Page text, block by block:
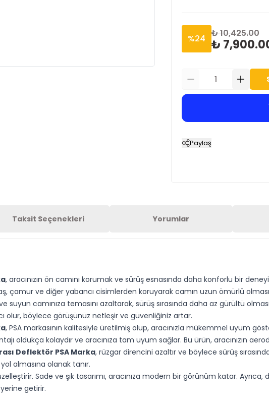
%24 ₺ 10,425.00
₺
Paylaş
Taksit Seçenekleri Yorumlar
, aracınızın ön camını korumak ve sürüş esnasında daha konforlu bir
çamur ve diğer yabancı cisimlerden koruyarak camın uzun ömürlü
suyun camınıza temasını azaltarak, sürüş sırasında daha az gürültü
olur, böylece görüşünüz netleşir ve güvenliğiniz artar.
, PSA markasının kalitesiyle üretilmiş olup, aracınızla mükemmel uyum
oldukça kolaydır ve aracınıza tam uyum sağlar. Bu ürün, aracınızın
Deflektör PSA Marka, rüzgar direncini azaltır ve böylece sürüş
almasına olanak tanır.
Sade ve şık tasarımı, aracınıza modern bir görünüm katar. Ayrıca,
getirir.